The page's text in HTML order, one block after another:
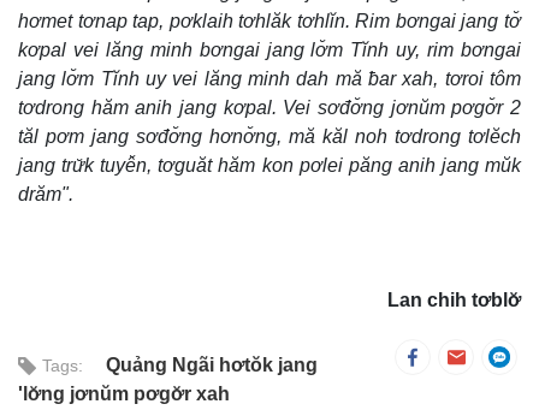
hơmet tơnap tap, pơklaih tơhlăk tơhlĭn. Rim bơngai jang tơ̆
kơpal vei lăng minh bơngai jang lơ̆m Tĭnh uy, rim bơngai
jang lơ̆m Tĭnh uy vei lăng minh dah mă ƀar xah, tơroi tôm
tơdrong hăm anih jang kơpal. Vei sơđơ̆ng jơnŭm pơgơ̆r 2
tăl pơm jang sơđơ̆ng hơnơ̆ng, mă kăl noh tơdrong tơlĕch
jang trư̆k tuyê̆n, tơguăt hăm kon pơlei păng anih jang mŭk
drăm".
Lan chih tơblơ̆
Tags:
Quảng Ngãi hơtŏk jang
'lơ̆ng jơnŭm pơgơ̆r xah